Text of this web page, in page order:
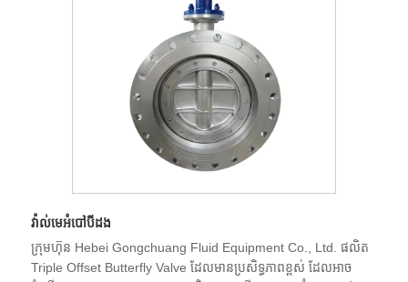
វ៉ាល់មេអំបៅបីដង
ក្រុមហ៊ុន Hebei Gongchuang Fluid Equipment Co., Ltd. ផលិត
Triple Offset Butterfly Valve ដែលមានប្រសិទ្ធភាពខ្ពស់ ដែលអាច